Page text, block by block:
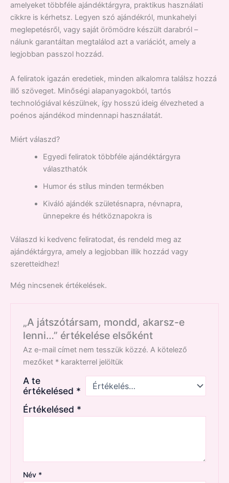
amelyeket többféle ajándéktárgyra, praktikus használati
cikkre is kérhetsz. Legyen szó ajándékról, munkahelyi
meglepetésről, vagy saját örömödre készült darabról –
nálunk garantáltan megtalálod azt a variációt, amely a
legjobban passzol hozzád.
A feliratok igazán eredetiek, minden alkalomra találsz hozzá
illő szöveget. Minőségi alapanyagokból, tartós
technológiával készülnek, így hosszú ideig élvezheted a
poénos ajándékod mindennapi használatát.
Miért válaszd?
Egyedi feliratok többféle ajándéktárgyra
választhatók
Humor és stílus minden termékben
Kiváló ajándék születésnapra, névnapra,
ünnepekre és hétköznapokra is
Válaszd ki kedvenc feliratodat, és rendeld meg az
ajándéktárgyra, amely a legjobban illik hozzád vagy
szeretteidhez!
Még nincsenek értékelések.
„A játszótársam, mondd, akarsz-e
lenni…” értékelése elsőként
Az e-mail címet nem tesszük közzé. A kötelező
mezőket * karakterrel jelöltük
A te
értékelésed *
Értékelésed *
Név *